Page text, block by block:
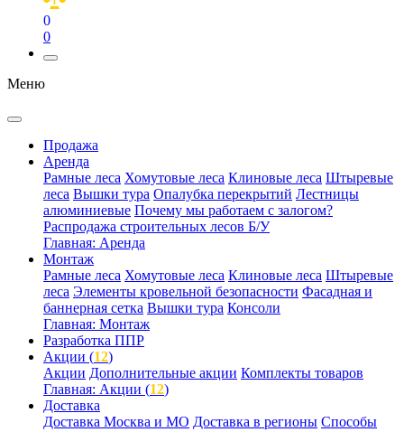
0
0
Меню
Продажа
Аренда
Рамные леса Хомутовые леса Клиновые леса Штыревые
леса Вышки тура Опалубка перекрытий Лестницы
алюминиевые Почему мы работаем с залогом?
Распродажа строительных лесов Б/У
Главная: Аренда
Монтаж
Рамные леса Хомутовые леса Клиновые леса Штыревые
леса Элементы кровельной безопасности Фасадная и
баннерная сетка Вышки тура Консоли
Главная: Монтаж
Разработка ППР
Акции (12)
Акции Дополнительные акции Комплекты товаров
Главная: Акции (12)
Доставка
Доставка Москва и МО Доставка в регионы Способы